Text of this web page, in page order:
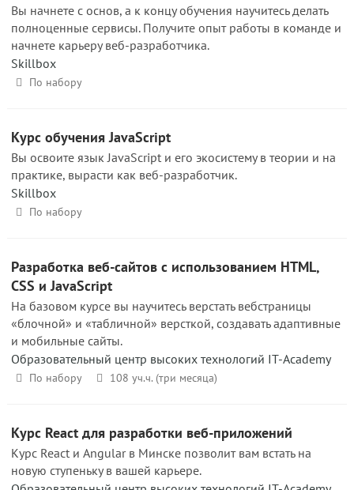
Вы начнете с основ, а к концу обучения научитесь делать
полноценные сервисы. Получите опыт работы в команде и
начнете карьеру веб-разработчика.
Skillbox
По набору
Курс обучения JavaScript
Вы освоите язык JavaScript и его экосистему в теории и на
практике, вырасти как веб-разработчик.
Skillbox
По набору
Разработка веб-сайтов с использованием HTML,
CSS и JavaScript
На базовом курсе вы научитесь верстать вебстраницы
«блочной» и «табличной» версткой, создавать адаптивные
и мобильные сайты.
Образовательный центр высоких технологий IT-Academy
По набору 108 уч.ч. (три месяца)
Курс React для разработки веб-приложений
Курс React и Angular в Минске позволит вам встать на
новую ступеньку в вашей карьере.